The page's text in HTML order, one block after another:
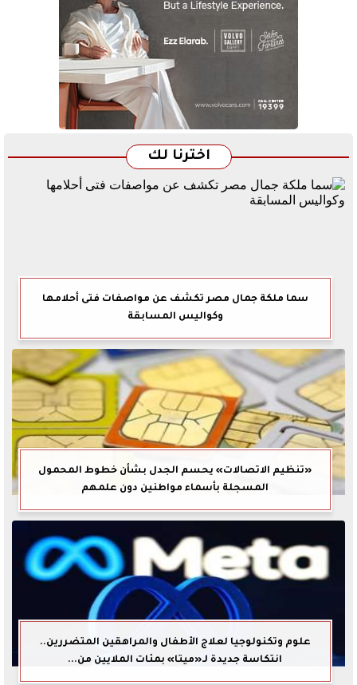
اخترنا لك
سما ملكة جمال مصر تكشف عن مواصفات فتى أحلامها
وكواليس المسابقة
«تنظيم الاتصالات» يحسم الجدل بشأن خطوط المحمول
المسجلة بأسماء مواطنين دون علمهم
علوم وتكنولوجيا لعلاج الأطفال والمراهقين المتضررين..
انتكاسة جديدة لـ«ميتا» بمئات الملايين من...